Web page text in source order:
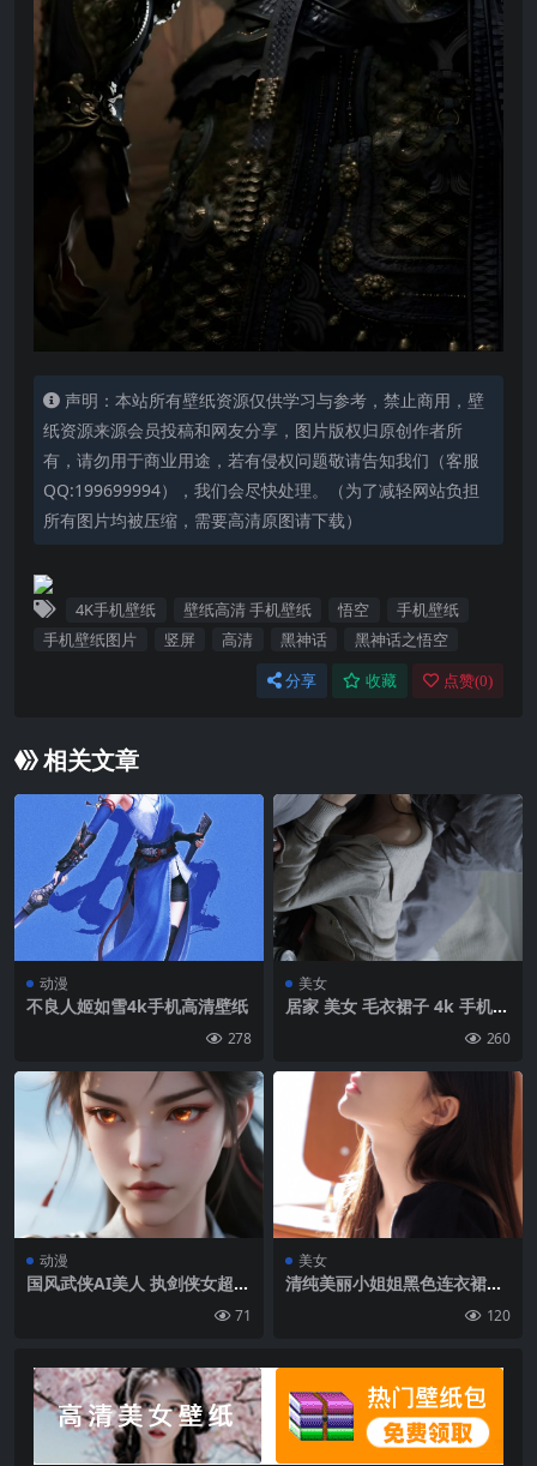
声明：本站所有壁纸资源仅供学习与参考，禁止商用，壁
纸资源来源会员投稿和网友分享，图片版权归原创作者所
有，请勿用于商业用途，若有侵权问题敬请告知我们（客服
QQ:199699994），我们会尽快处理。（为了减轻网站负担
所有图片均被压缩，需要高清原图请下载）
4K手机壁纸 壁纸高清 手机壁纸 悟空
手机壁纸
手机壁纸图片
竖屏 高清 黑神话 黑神话之悟空
分享 收藏 点赞(0)
相关文章
动漫
不良人姬如雪4k手机高清壁纸
278
美女
居家 美女 毛衣裙子 4k 手机壁
260
动漫
国风武侠AI美人 执剑侠女超写
71
美女
清纯美丽小姐姐黑色连衣裙居
120